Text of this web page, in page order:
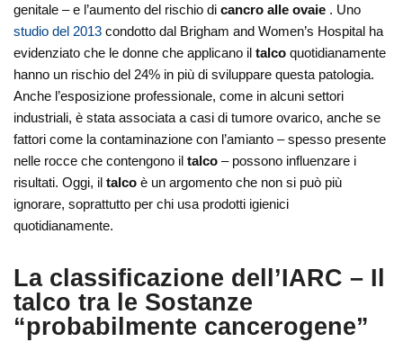
genitale – e l’aumento del rischio dicancro alle ovaie . Uno
studio del 2013 condotto dal Brigham and Women’s Hospital ha
evidenziato che le donne che applicano iltalco quotidianamente
hanno un rischio del 24% in più di sviluppare questa patologia.
Anche l’esposizione professionale, come in alcuni settori
industriali, è stata associata a casi di tumore ovarico, anche se
fattori come la contaminazione con l’amianto – spesso presente
nelle rocce che contengono iltalco – possono influenzare i
risultati. Oggi, iltalco è un argomento che non si può più
ignorare, soprattutto per chi usa prodotti igienici
quotidianamente.
La classificazione dell’IARC – Il
talco tra le Sostanze
“probabilmente cancerogene”